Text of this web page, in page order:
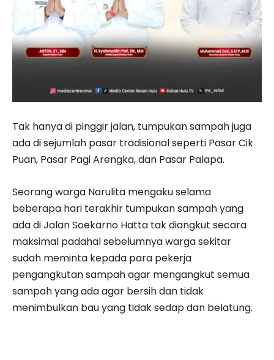
Tak hanya di pinggir jalan, tumpukan sampah juga
ada di sejumlah pasar tradisional seperti Pasar Cik
Puan, Pasar Pagi Arengka, dan Pasar Palapa.
Seorang warga Narulita mengaku selama
beberapa hari terakhir tumpukan sampah yang
ada di Jalan Soekarno Hatta tak diangkut secara
maksimal padahal sebelumnya warga sekitar
sudah meminta kepada para pekerja
pengangkutan sampah agar mengangkut semua
sampah yang ada agar bersih dan tidak
menimbulkan bau yang tidak sedap dan belatung.